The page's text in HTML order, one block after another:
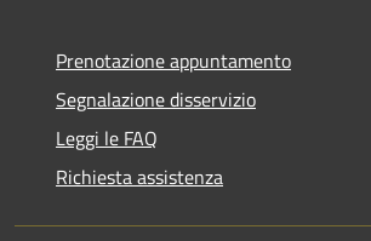
Prenotazione appuntamento
Segnalazione disservizio
Leggi le FAQ
Richiesta assistenza